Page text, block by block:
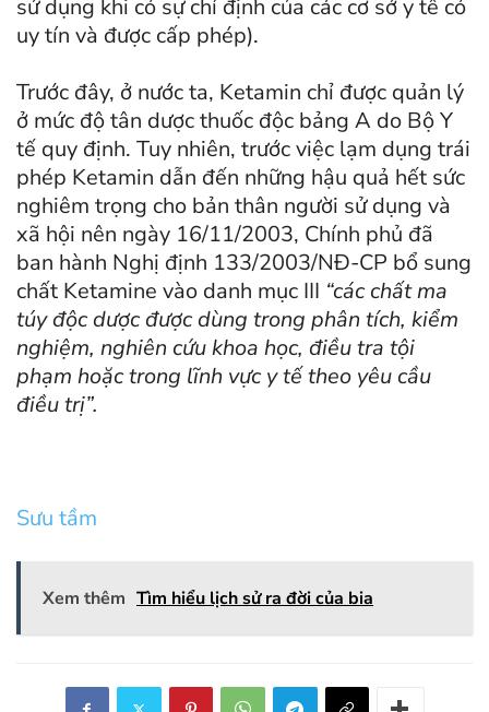
sử dụng khi có sự chỉ định của các cơ sở y tế có
uy tín và được cấp phép).
Trước đây, ở nước ta, Ketamin chỉ được quản lý
ở mức độ tân dược thuốc độc bảng A do Bộ Y
tế quy định. Tuy nhiên, trước việc lạm dụng trái
phép Ketamin dẫn đến những hậu quả hết sức
nghiêm trọng cho bản thân người sử dụng và
xã hội nên ngày 16/11/2003, Chính phủ đã
ban hành Nghị định 133/2003/NÐ-CP bổ sung
chất Ketamine vào danh mục III “các chất ma
túy độc dược được dùng trong phân tích, kiểm
nghiệm, nghiên cứu khoa học, điều tra tội
phạm hoặc trong lĩnh vực y tế theo yêu cầu
điều trị”.
Sưu tầm
Xem thêm Tìm hiểu lịch sử ra đời của bia